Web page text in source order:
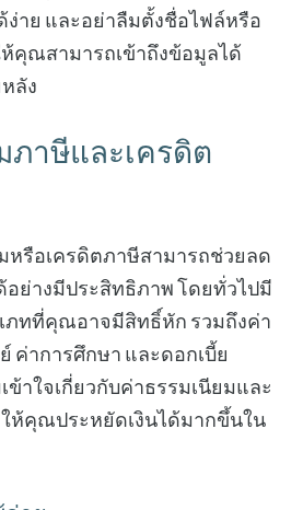
ง่าย และอย่าลืมตั้งชื่อไฟล์หรือ
คุณสามารถเข้าถึงข้อมูลได้
ลัง
ภาษีและเครดิต
หรือเครดิตภาษีสามารถช่วยลด
ย่างมีประสิทธิภาพ โดยทั่วไปมี
ภทที่คุณอาจมีสิทธิ์หัก รวมถึงค่า
ค่าการศึกษา และดอกเบี้ย
ข้าใจเกี่ยวกับค่าธรรมเนียมและ
ห้คุณประหยัดเงินได้มากขึ้นใน